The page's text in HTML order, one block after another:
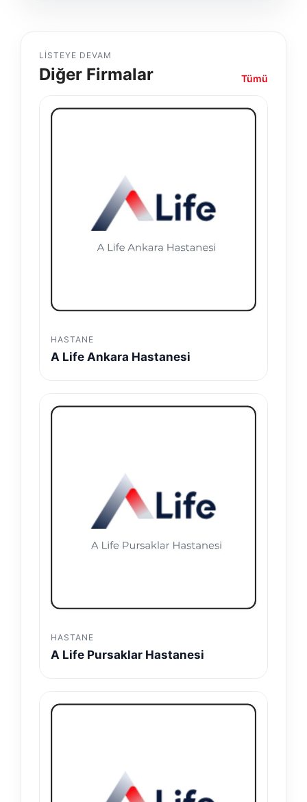
LISTEYE DEVAM
Diğer Firmalar Tümü
HASTANE
A Life Ankara Hastanesi
HASTANE
A Life Pursaklar Hastanesi